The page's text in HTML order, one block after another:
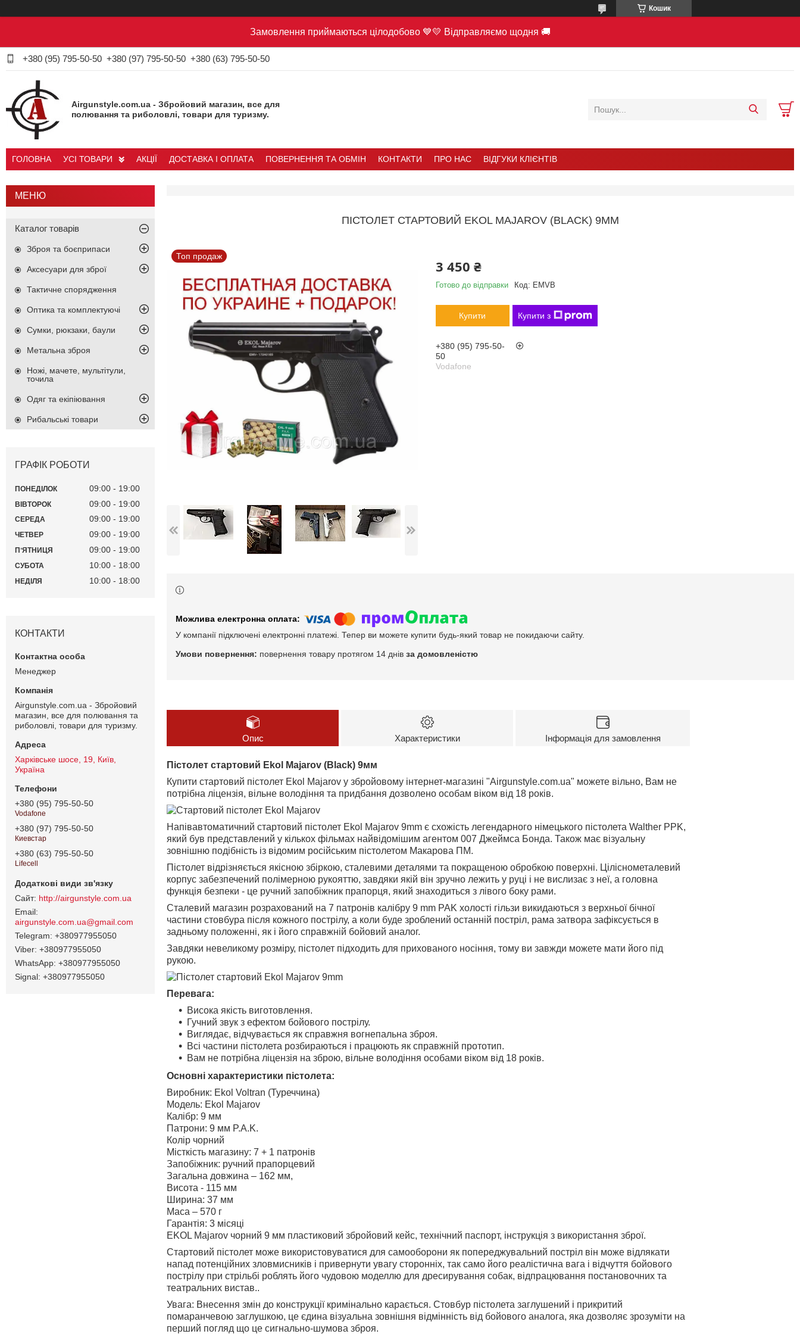
Кошик
Замовлення приймаються цілодобово 💙💛 Відправляємо щодня 🚚
+380 (95) 795-50-50 +380 (97) 795-50-50 +380 (63) 795-50-50
Airgunstyle.com.ua - Збройовий магазин, все для
полювання та риболовлі, товари для туризму.
ГОЛОВНА УСІ ТОВАРИ АКЦІЇ ДОСТАВКА І ОПЛАТА ПОВЕРНЕННЯ ТА ОБМІН КОНТАКТИ ПРО НАС ВІДГУКИ КЛІЄНТІВ
ПІСТОЛЕТ СТАРТОВИЙ EKOL MAJAROV (BLACK) 9ММ
Топ продаж
3 450 ₴
Готово до відправки Код: EMVB
Купити Купити з
+380 (95) 795-50-
50
Vodafone
У компанії підключені електронні платежі. Тепер ви можете купити будь-який товар не покидаючи сайту.
повернення товару протягом 14 днів за домовленістю
Опис Характеристики Інформація для замовлення
Пістолет стартовий Ekol Majarov (Black) 9мм
Купити стартовий пістолет Ekol Majarov у збройовому інтернет-магазині "Airgunstyle.com.ua" можете вільно, Вам не
потрібна ліцензія, вільне володіння та придбання дозволено особам віком від 18 років.
Напівавтоматичний стартовий пістолет Ekol Majarov 9mm є схожість легендарного німецького пістолета Walther PPK,
який був представлений у кількох фільмах найвідомішим агентом 007 Джеймса Бонда. Також має візуальну
зовнішню подібність із відомим російським пістолетом Макарова ПМ.
Пістолет відрізняється якісною збіркою, сталевими деталями та покращеною обробкою поверхні. Ціліснометалевий
корпус забезпечений полімерною рукояттю, завдяки якій він зручно лежить у руці і не вислизає з неї, а головна
функція безпеки - це ручний запобіжник прапорця, який знаходиться з лівого боку рами.
Сталевий магазин розрахований на 7 патронів калібру 9 mm PAK холості гільзи викидаються з верхньої бічної
частини стовбура після кожного пострілу, а коли буде зроблений останній постріл, рама затвора зафіксується в
задньому положенні, як і його справжній бойовий аналог.
Завдяки невеликому розміру, пістолет підходить для прихованого носіння, тому ви завжди можете мати його під
рукою.
Перевага:
Висока якість виготовлення.
Гучний звук з ефектом бойового пострілу.
Виглядає, відчувається як справжня вогнепальна зброя.
Всі частини пістолета розбираються і працюють як справжній прототип.
Вам не потрібна ліцензія на зброю, вільне володіння особами віком від 18 років.
Основні характеристики пістолета:
Виробник: Ekol Voltran (Туреччина)
Модель: Ekol Majarov
Калібр: 9 мм
Патрони: 9 мм P.A.K.
Колір чорний
Місткість магазину: 7 + 1 патронів
Запобіжник: ручний прапорцевий
Загальна довжина – 162 мм,
Висота - 115 мм
Ширина: 37 мм
Маса – 570 г
Гарантія: 3 місяці
EKOL Majarov чорний 9 мм пластиковий збройовий кейс, технічний паспорт, інструкція з використання зброї.
Стартовий пістолет може використовуватися для самооборони як попереджувальний постріл він може відлякати
напад потенційних зловмисників і привернути увагу сторонніх, так само його реалістична вага і відчуття бойового
пострілу при стрільбі роблять його чудовою моделлю для дресирування собак, відпрацювання постановочних та
театральних вистав..
Увага: Внесення змін до конструкції кримінально карається. Стовбур пістолета заглушений і прикритий
помаранчевою заглушкою, це єдина візуальна зовнішня відмінність від бойового аналога, яка дозволяє зрозуміти на
перший погляд що це сигнально-шумова зброя.
Каталог товарів
Зброя та боєприпаси
Аксесуари для зброї
Тактичне спорядження
Оптика та комплектуючі
Сумки, рюкзаки, баули
Метальна зброя
Ножі, мачете, мультітули,
точила
Одяг та екіпіювання
Рибальські товари
ГРАФІК РОБОТИ
ПОНЕДІЛОК 09:00 19:00
ВІВТОРОК 09:00 19:00
СЕРЕДА 09:00 19:00
ЧЕТВЕР 09:00 19:00
ПʼЯТНИЦЯ 09:00 19:00
СУБОТА 10:00 18:00
НЕДІЛЯ 10:00 18:00
КОНТАКТИ
Менеджер
Airgunstyle.com.ua - Збройовий
магазин, все для полювання та
риболовлі, товари для туризму.
Харківське шосе, 19, Київ,
Україна
+380 (95) 795-50-50
Vodafone
+380 (97) 795-50-50
Киевcтар
+380 (63) 795-50-50
Lifecell
http://airgunstyle.com.ua
airgunstyle.com.ua@gmail.com
+380977955050
+380977955050
+380977955050
Signal +380977955050